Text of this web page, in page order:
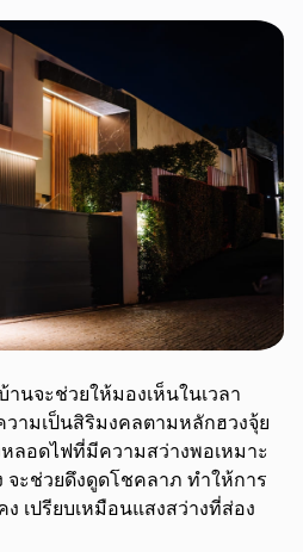
นจะช่วยให้มองเห็นในเวลา
ามเป็นสิริมงคลตามหลักฮวงจุ้ย
ลอดไฟที่มีความสว่างพอเหมาะ
จะช่วยดึงดูดโชคลาภ ทำให้การ
เปรียบเหมือนแสงสว่างที่ส่อง